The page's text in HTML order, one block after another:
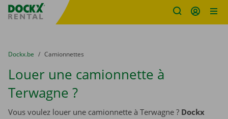
sitename
You are here:
du
Dockx.be to
Camionnettes
Louer une camionnette à
Terwagne ?
Vous voulez louer une camionnette à Terwagne ? Dockx